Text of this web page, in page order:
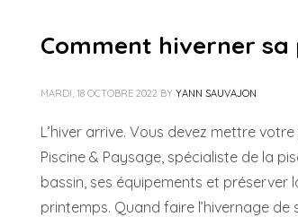
Comment hiverner sa
MARDI, 18 OCTOBRE 2022 BY YANN SAUVAJON
L’hiver arrive. Vous devez mettre
Piscine & Paysage, spécialiste de la
bassin, ses équipements et préserver
printemps. Quand faire l’hivernage de